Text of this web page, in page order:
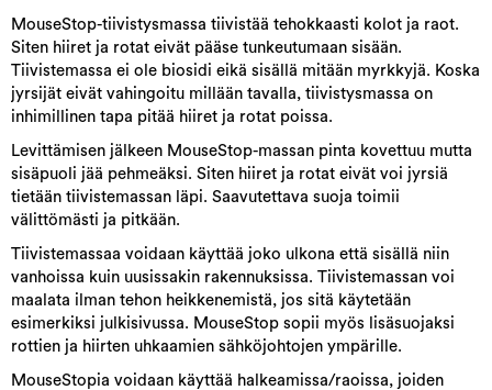
MouseStop-tiivistysmassa tiivistää tehokkaasti kolot ja raot.
Siten hiiret ja rotat eivät pääse tunkeutumaan sisään.
Tiivistemassa ei ole biosidi eikä sisällä mitään myrkkyjä. Koska
jyrsijät eivät vahingoitu millään tavalla, tiivistysmassa on
inhimillinen tapa pitää hiiret ja rotat poissa.
Levittämisen jälkeen MouseStop-massan pinta kovettuu mutta
sisäpuoli jää pehmeäksi. Siten hiiret ja rotat eivät voi jyrsiä
tietään tiivistemassan läpi. Saavutettava suoja toimii
välittömästi ja pitkään.
Tiivistemassaa voidaan käyttää joko ulkona että sisällä niin
vanhoissa kuin uusissakin rakennuksissa. Tiivistemassan voi
maalata ilman tehon heikkenemistä, jos sitä käytetään
esimerkiksi julkisivussa. MouseStop sopii myös lisäsuojaksi
rottien ja hiirten uhkaamien sähköjohtojen ympärille.
MouseStopia voidaan käyttää halkeamissa/raoissa, joiden